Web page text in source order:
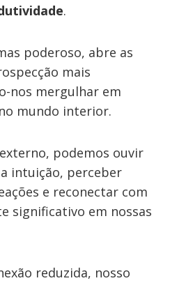
.
poderoso, abre as
mais
nos mergulhar em
mundo interior.
podemos ouvir
intuição, perceber
e reconectar com
significativo em nossas
reduzida, nosso